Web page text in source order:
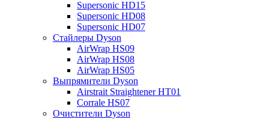
Supersonic HD15
Supersonic HD08
Supersonic HD07
Стайлеры Dyson
AirWrap HS09
AirWrap HS08
AirWrap HS05
Выпрямители Dyson
Airstrait Straightener HT01
Corrale HS07
Очистители Dyson